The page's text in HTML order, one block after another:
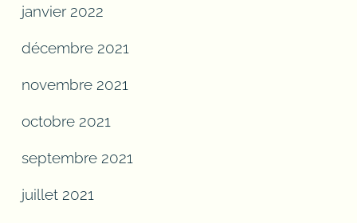
janvier 2022
décembre 2021
novembre 2021
octobre 2021
septembre 2021
juillet 2021